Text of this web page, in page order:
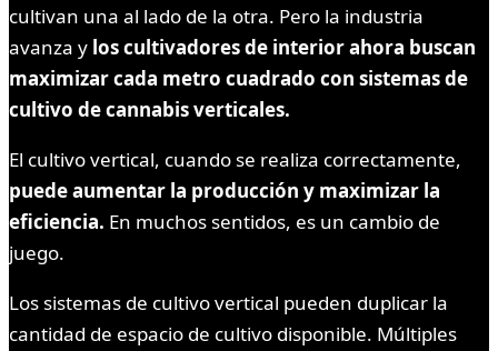
cultivan una al lado de la otra. Pero la industria
avanza y los cultivadores de interior ahora buscan
maximizar cada metro cuadrado con sistemas de
cultivo de cannabis verticales.
El cultivo vertical, cuando se realiza correctamente,
puede aumentar la producción y maximizar la
eficiencia. En muchos sentidos, es un cambio de
juego.
Los sistemas de cultivo vertical pueden duplicar la
cantidad de espacio de cultivo disponible. Múltiples